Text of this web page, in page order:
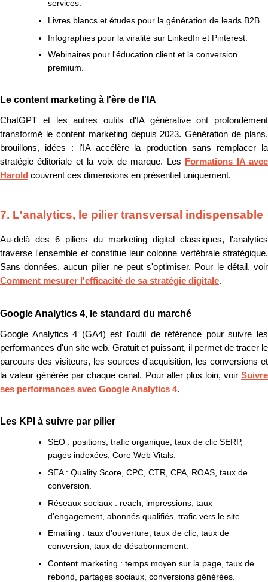
services.
Livres blancs et études pour la génération de leads B2B.
Infographies pour la viralité sur LinkedIn et Pinterest.
Webinaires pour l'éducation client et la conversion
premium.
Le content marketing à l'ère de l'IA
ChatGPT et les autres outils d'IA générative ont profondément
transformé le content marketing depuis 2023. Génération de plans,
brouillons, idées : l'IA accélère la production sans remplacer la
stratégie éditoriale et la voix de marque. Les
Formations IA avec
Harold couvrent ces dimensions en présentiel uniquement.
7. L'analytics, le pilier transversal indispensable
Au-delà des 6 piliers du marketing digital classiques, l'analytics
traverse l'ensemble et constitue leur colonne vertébrale stratégique.
Sans données, aucun pilier ne peut s'optimiser. Pour le détail, voir
Comment mesurer l'efficacité de sa stratégie digitale.
Google Analytics 4, le standard du marché
Google Analytics 4 (GA4) est l'outil de référence pour suivre les
performances d'un site web. Gratuit et puissant, il permet de tracer le
parcours des visiteurs, les sources d'acquisition, les conversions et
la valeur générée par chaque canal. Pour aller plus loin, voir Suivre
ses performances avec Google Analytics 4.
Les KPI à suivre par pilier
SEO : positions, trafic organique, taux de clic SERP,
pages indexées, Core Web Vitals.
SEA : Quality Score, CPC, CTR, CPA, ROAS, taux de
conversion.
Réseaux sociaux : reach, impressions, taux
d'engagement, abonnés qualifiés, trafic vers le site.
Emailing : taux d'ouverture, taux de clic, taux de
conversion, taux de désabonnement.
Content marketing : temps moyen sur la page, taux de
rebond, partages sociaux, conversions générées.